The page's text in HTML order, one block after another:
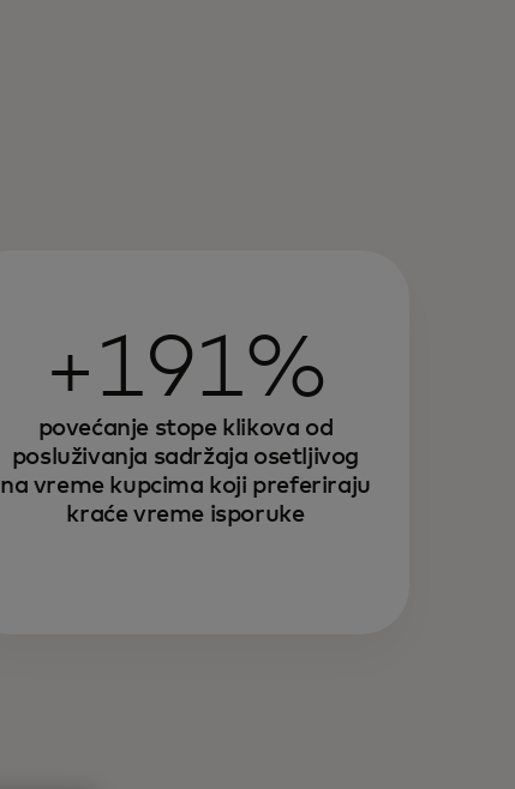
+191%
povećanje stope klikova od
posluživanja sadržaja osetljivog
na vreme kupcima koji preferiraju
kraće vreme isporuke